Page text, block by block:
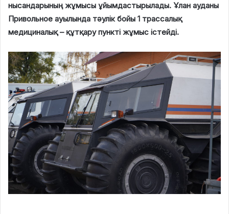
нысандарының жұмысы ұйымдастырылады. Ұлан ауданы
Привольное ауылында тәулік бойы 1 трассалық
медициналық – құтқару пункті жұмыс істейді.